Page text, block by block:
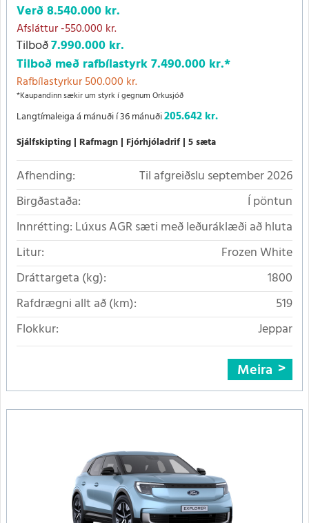
Verð8.540.000 kr.
Afsláttur-550.000 kr.
Tilboð7.990.000 kr.
Tilboð með rafbílastyrk7.490.000 kr.*
Rafbílastyrkur 500.000 kr.
*Kaupandinn sækir um styrk í gegnum Orkusjóð
Langtímaleiga á mánuði í 36 mánuði205.642 kr.
Sjálfskipting Rafmagn Fjórhjóladrif 5 sæta
Afhending:
Til afgreiðslu september 2026
Birgðastaða:
Í pöntun
Innrétting: Lúxus AGR sæti með leðuráklæði að hluta
Litur:
Frozen White
Dráttargeta (kg):
1800
Rafdrægni allt að (km):
519
Flokkur:
Jeppar
Meira